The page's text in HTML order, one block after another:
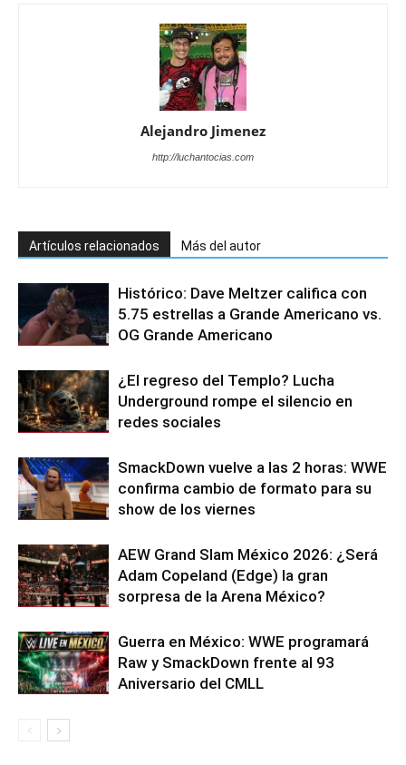
Alejandro Jimenez
http://luchantocias.com
Artículos relacionados Más del autor
Histórico: Dave Meltzer califica con
5.75 estrellas a Grande Americano vs.
OG Grande Americano
¿El regreso del Templo? Lucha
Underground rompe el silencio en
redes sociales
SmackDown vuelve a las 2 horas: WWE
confirma cambio de formato para su
show de los viernes
AEW Grand Slam México 2026: ¿Será
Adam Copeland (Edge) la gran
sorpresa de la Arena México?
Guerra en México: WWE programará
Raw y SmackDown frente al 93
Aniversario del CMLL